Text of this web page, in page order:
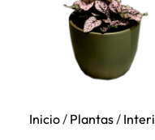
Inicio/ Plantas/